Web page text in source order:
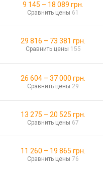
9 145 – 18 089 грн.
Сравнить цены 61
29 816 – 73 381 грн.
Сравнить цены 155
26 604 – 37 000 грн.
Сравнить цены 29
13 275 – 20 525 грн.
Сравнить цены 67
11 260 – 19 865 грн.
Сравнить цены 76